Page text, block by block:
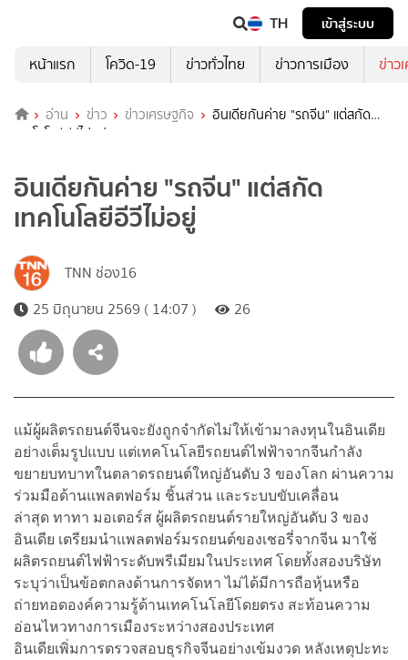
TH
เข้าสู่ระบบ
หน้าแรก
โควิด-19 ข่าวทั่วไทย ข่าวการเมือง ข่าว
อ่าน ข่าว ข่าวเศรษฐกิจ
อินเดียกันค่าย "รถจีน" แต่สกัด
เทคโนโลยีอีวีไม่อยู่
อินเดียกันค่าย "รถจีน" แต่สกัด
เทคโนโลยีอีวีไม่อยู่
TNN ช่อง16
25 มิถุนายน 2569 ( 14:07 )
26
แม้ผู้ผลิตรถยนต์จีนจะยังถูกจำกัดไม่ให้เข้ามาลงทุนในอินเดีย
อย่างเต็มรูปแบบ แต่เทคโนโลยีรถยนต์ไฟฟ้าจากจีนกำลัง
ขยายบทบาทในตลาดรถยนต์ใหญ่อันดับ 3 ของโลก ผ่านความ
ร่วมมือด้านแพลตฟอร์ม ชิ้นส่วน และระบบขับเคลื่อน
ล่าสุด ทาทา มอเตอร์ส ผู้ผลิตรถยนต์รายใหญ่อันดับ 3 ของ
อินเดีย เตรียมนำแพลตฟอร์มรถยนต์ของเชอรี่จากจีน มาใช้
ผลิตรถยนต์ไฟฟ้าระดับพรีเมียมในประเทศ โดยทั้งสองบริษัท
ระบุว่าเป็นข้อตกลงด้านการจัดหา ไม่ได้มีการถือหุ้นหรือ
ถ่ายทอดองค์ความรู้ด้านเทคโนโลยีโดยตรง สะท้อนความ
อ่อนไหวทางการเมืองระหว่างสองประเทศ
อินเดียเพิ่มการตรวจสอบธุรกิจจีนอย่างเข้มงวด หลังเหตุปะทะ